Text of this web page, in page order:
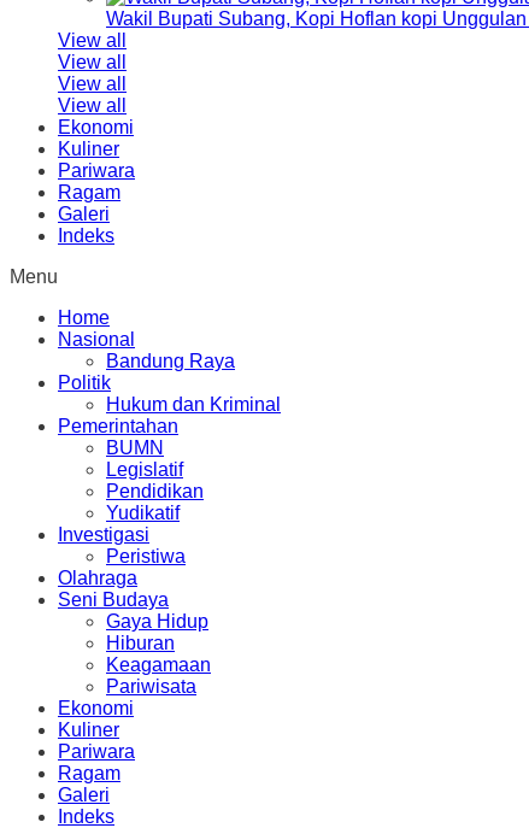
Wakil Bupati Subang, Kopi Hoflan kopi
View all
View all
View all
View all
Ekonomi
Kuliner
Pariwara
Ragam
Galeri
Indeks
Menu
Home
Nasional
Bandung Raya
Politik
Hukum dan Kriminal
Pemerintahan
BUMN
Legislatif
Pendidikan
Yudikatif
Investigasi
Peristiwa
Olahraga
Seni Budaya
Gaya Hidup
Hiburan
Keagamaan
Pariwisata
Ekonomi
Kuliner
Pariwara
Ragam
Galeri
Indeks